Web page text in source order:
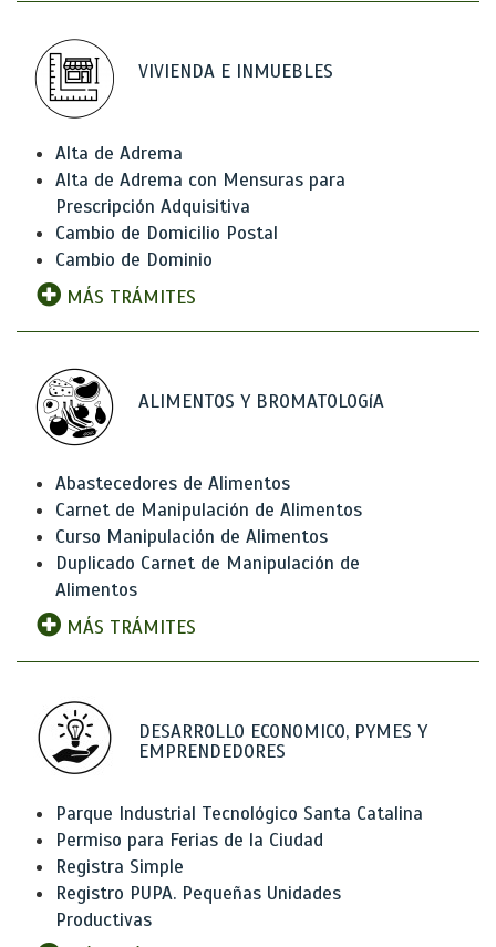
VIVIENDA E INMUEBLES
Alta de Adrema
Alta de Adrema con Mensuras para
Prescripción Adquisitiva
Cambio de Domicilio Postal
Cambio de Dominio
MÁS TRÁMITES
ALIMENTOS Y BROMATOLOGíA
Abastecedores de Alimentos
Carnet de Manipulación de Alimentos
Curso Manipulación de Alimentos
Duplicado Carnet de Manipulación de
Alimentos
MÁS TRÁMITES
DESARROLLO ECONOMICO, PYMES Y
EMPRENDEDORES
Parque Industrial Tecnológico Santa Catalina
Permiso para Ferias de la Ciudad
Registra Simple
Registro PUPA. Pequeñas Unidades
Productivas